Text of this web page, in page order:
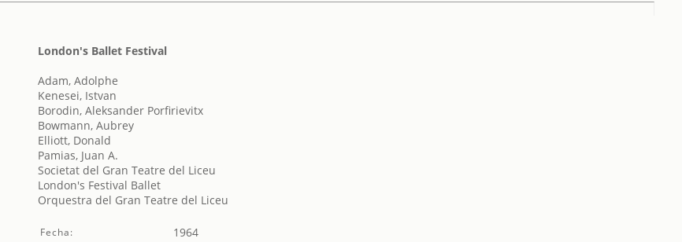
London's Ballet Festival
Adam, Adolphe
Kenesei, Istvan
Borodin, Aleksander Porfirievitx
Bowmann, Aubrey
Elliott, Donald
Pamias, Juan A.
Societat del Gran Teatre del Liceu
London's Festival Ballet
Orquestra del Gran Teatre del Liceu
Fecha: 1964